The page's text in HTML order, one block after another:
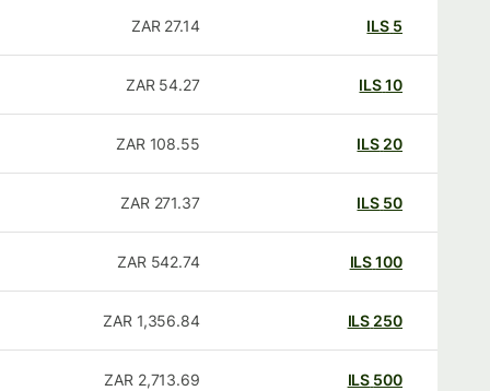
ILS
27.14
ZAR
ILS
54.27
ZAR
20
ILS
108.55
ZAR
50
ILS
271.37
ZAR
100
ILS
542.74
ZAR
250
ILS
1,356.84
ZAR
500
ILS
2,713.69
ZAR